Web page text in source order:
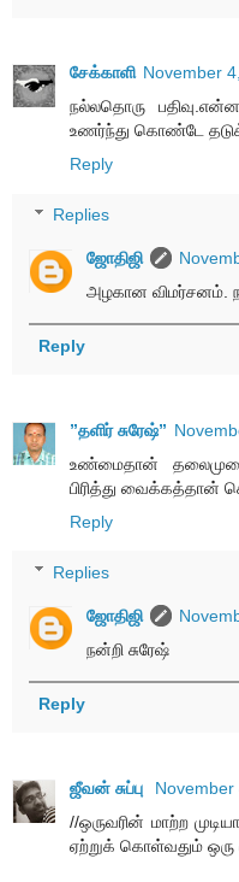
சேக்காளி November
நல்லதொரு
உணர்ந்து கொண்டே
Reply
Replies
ஜோதிஜி
அழகான விமர்சனம்.
Reply
”தளிர் சுரேஷ்”
உண்மைதான்
பிரித்து வைக்கத்தான்
Reply
Replies
ஜோதிஜி
நன்றி சுரேஷ்
Reply
ஜீவன் சுப்பு
November
//ஒருவரின் மாற்ற
ஏற்றுக் கொள்வதும்